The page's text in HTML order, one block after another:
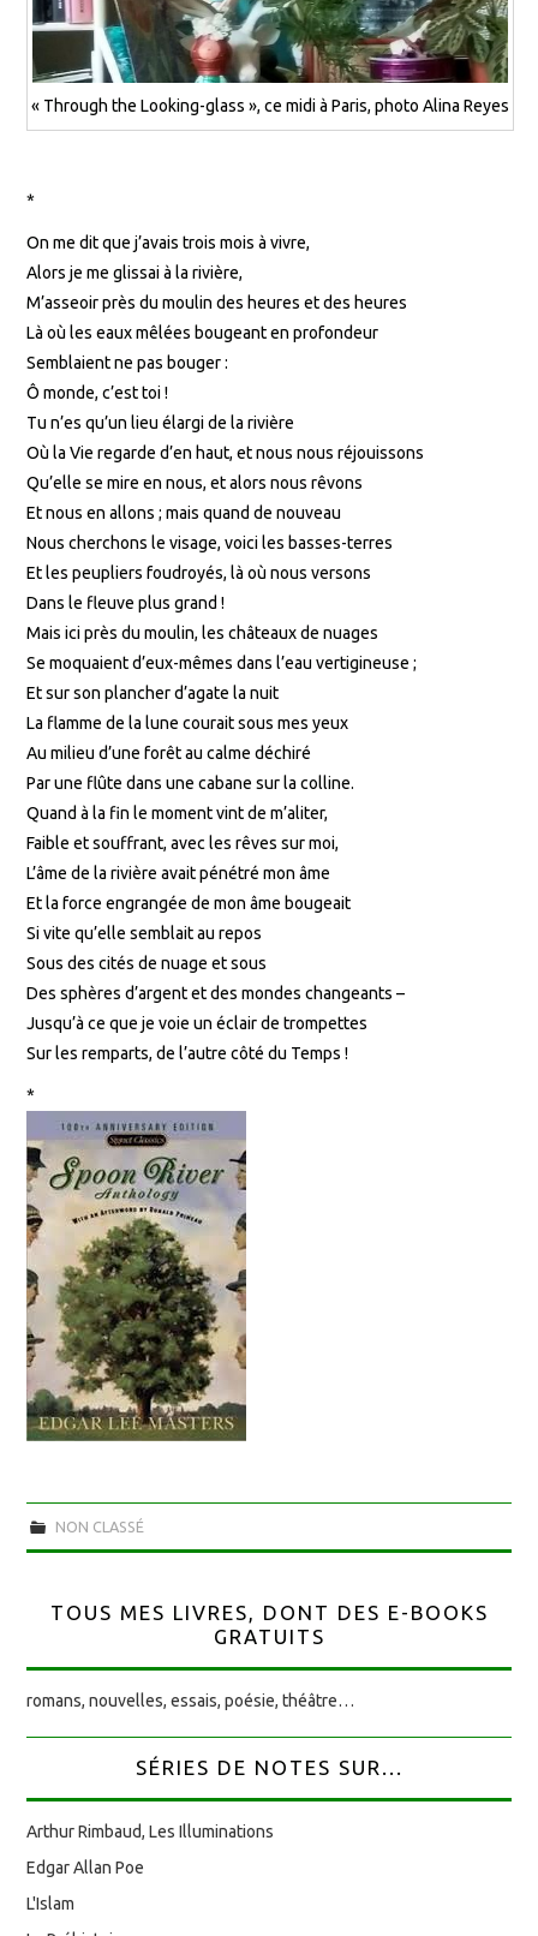
« Through the Looking-glass », ce midi à Paris, photo Alina Reyes
*
On me dit que j’avais trois mois à vivre,
Alors je me glissai à la rivière,
M’asseoir près du moulin des heures et des heures
Là où les eaux mêlées bougeant en profondeur
Semblaient ne pas bouger :
Ô monde, c’est toi !
Tu n’es qu’un lieu élargi de la rivière
Où la Vie regarde d’en haut, et nous nous réjouissons
Qu’elle se mire en nous, et alors nous rêvons
Et nous en allons ; mais quand de nouveau
Nous cherchons le visage, voici les basses-terres
Et les peupliers foudroyés, là où nous versons
Dans le fleuve plus grand !
Mais ici près du moulin, les châteaux de nuages
Se moquaient d’eux-mêmes dans l’eau vertigineuse ;
Et sur son plancher d’agate la nuit
La flamme de la lune courait sous mes yeux
Au milieu d’une forêt au calme déchiré
Par une flûte dans une cabane sur la colline.
Quand à la fin le moment vint de m’aliter,
Faible et souffrant, avec les rêves sur moi,
L’âme de la rivière avait pénétré mon âme
Et la force engrangée de mon âme bougeait
Si vite qu’elle semblait au repos
Sous des cités de nuage et sous
Des sphères d’argent et des mondes changeants –
Jusqu’à ce que je voie un éclair de trompettes
Sur les remparts, de l’autre côté du Temps !
*
NON CLASSÉ
TOUS MES LIVRES, DONT DES E-BOOKS
GRATUITS
romans, nouvelles, essais, poésie, théâtre…
SÉRIES DE NOTES SUR...
Arthur Rimbaud, Les Illuminations
Edgar Allan Poe
L'Islam